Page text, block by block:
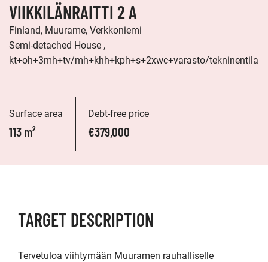
VIIKKILÄNRAITTI 2 A
Finland, Muurame, Verkkoniemi
Semi-detached House ,
kt+oh+3mh+tv/mh+khh+kph+s+2xwc+varasto/tekninentila
Surface area
113 m²
Debt-free price
€379,000
TARGET DESCRIPTION
Tervetuloa viihtymään Muuramen rauhalliselle